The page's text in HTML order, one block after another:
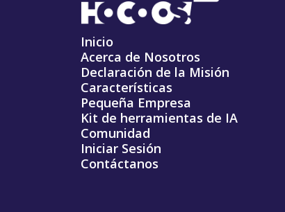
Inicio
Acerca de Nosotros
Declaración de la Misión
Características
Pequeña Empresa
Kit de herramientas de IA
Comunidad
Iniciar Sesión
Contáctanos